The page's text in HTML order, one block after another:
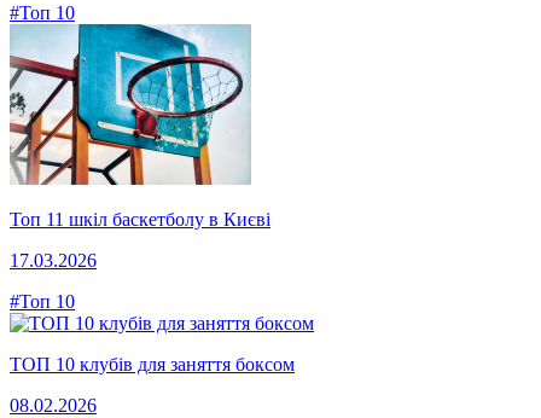
#Топ 10
Топ 11 шкіл баскетболу в Києві
17.03.2026
#Топ 10
ТОП 10 клубів для заняття боксом
08.02.2026